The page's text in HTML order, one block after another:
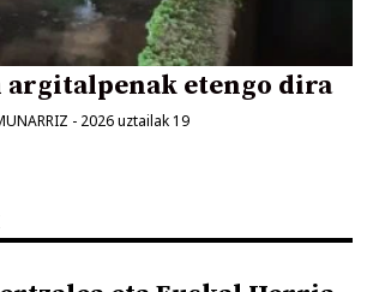
argitalpenak etengo dira
- 2026 uztailak 19